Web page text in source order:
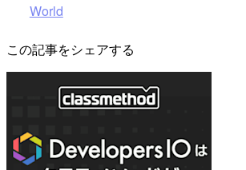
World
この記事をシェアする